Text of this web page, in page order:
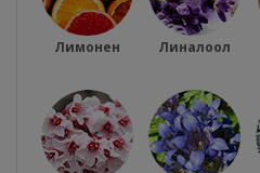
Лимонен Линалоол